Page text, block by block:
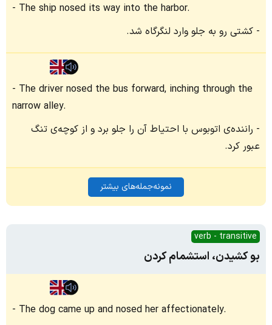
The ship nosed its way into the harbor.
کشتی رو به جلو وارد لنگرگاه شد.
The driver nosed the bus forward, inching through the
narrow alley.
راننده‌ی اتوبوس با احتیاط آن را جلو برد و از کوچه‌ی تنگ
عبور کرد.
نمونه‌جمله‌های بیشتر
verb - transitive
بو کشیدن، استشمام کردن
The dog came up and nosed her affectionately.